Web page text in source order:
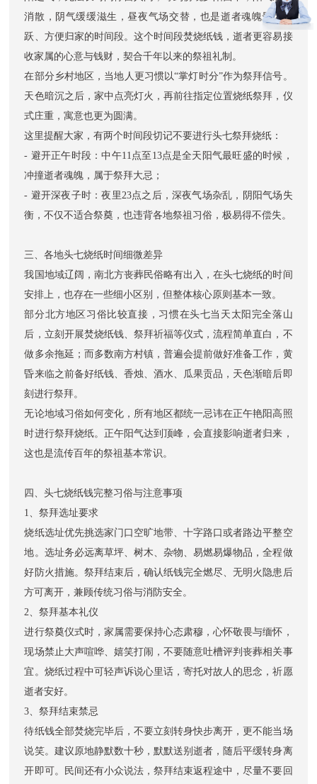
消散，阴气缓缓滋生，昼夜气场交替，也是逝者魂魄最为活
跃、方便归家的时间段。这个时间段焚烧纸钱，逝者更容易接
收家属的心意与钱财，契合千年以来的祭祖礼制。
在部分乡村地区，当地人更习惯以“掌灯时分”作为祭拜信号。
天色暗沉之后，家中点亮灯火，再前往指定位置烧纸祭拜，仪
式庄重，寓意也更为圆满。
这里提醒大家，有两个时间段切记不要进行头七祭拜烧纸：
- 避开正午时段：中午11点至13点是全天阳气最旺盛的时候，
冲撞逝者魂魄，属于祭拜大忌；
- 避开深夜子时：夜里23点之后，深夜气场杂乱，阴阳气场失
衡，不仅不适合祭奠，也违背各地祭祖习俗，极易得不偿失。
三、各地头七烧纸时间细微差异
我国地域辽阔，南北方丧葬民俗略有出入，在头七烧纸的时间
安排上，也存在一些细小区别，但整体核心原则基本一致。
部分北方地区习俗比较直接，习惯在头七当天太阳完全落山
后，立刻开展焚烧纸钱、祭拜祈福等仪式，流程简单直白，不
做多余拖延；而多数南方村镇，普遍会提前做好准备工作，黄
昏来临之前备好纸钱、香烛、酒水、瓜果贡品，天色渐暗后即
刻进行祭拜。
无论地域习俗如何变化，所有地区都统一忌讳在正午艳阳高照
时进行祭拜烧纸。正午阳气达到顶峰，会直接影响逝者归来，
这也是流传百年的祭祖基本常识。
四、头七烧纸钱完整习俗与注意事项
1、祭拜选址要求
烧纸选址优先挑选家门口空旷地带、十字路口或者路边平整空
地。选址务必远离草坪、树木、杂物、易燃易爆物品，全程做
好防火措施。祭拜结束后，确认纸钱完全燃尽、无明火隐患后
方可离开，兼顾传统习俗与消防安全。
2、祭拜基本礼仪
进行祭奠仪式时，家属需要保持心态肃穆，心怀敬畏与缅怀，
现场禁止大声喧哗、嬉笑打闹，不要随意吐槽评判丧葬相关事
宜。烧纸过程中可轻声诉说心里话，寄托对故人的思念，祈愿
逝者安好。
3、祭拜结束禁忌
待纸钱全部焚烧完毕后，不要立刻转身快步离开，更不能当场
说笑。建议原地静默数十秒，默默送别逝者，随后平缓转身离
开即可。民间还有小众说法，祭拜结束返程途中，尽量不要回